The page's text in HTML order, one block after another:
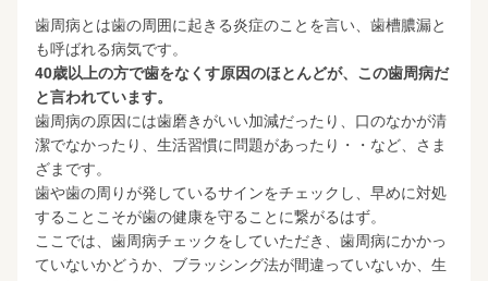
歯周病とは歯の周囲に起きる炎症のことを言い、歯槽膿漏と
も呼ばれる病気です。
40歳以上の方で歯をなくす原因のほとんどが、この歯周病だ
と言われています。
歯周病の原因には歯磨きがいい加減だったり、口のなかが清
潔でなかったり、生活習慣に問題があったり・・など、さま
ざまです。
歯や歯の周りが発しているサインをチェックし、早めに対処
することこそが歯の健康を守ることに繋がるはず。
ここでは、歯周病チェックをしていただき、歯周病にかかっ
ていないかどうか、ブラッシング法が間違っていないか、生